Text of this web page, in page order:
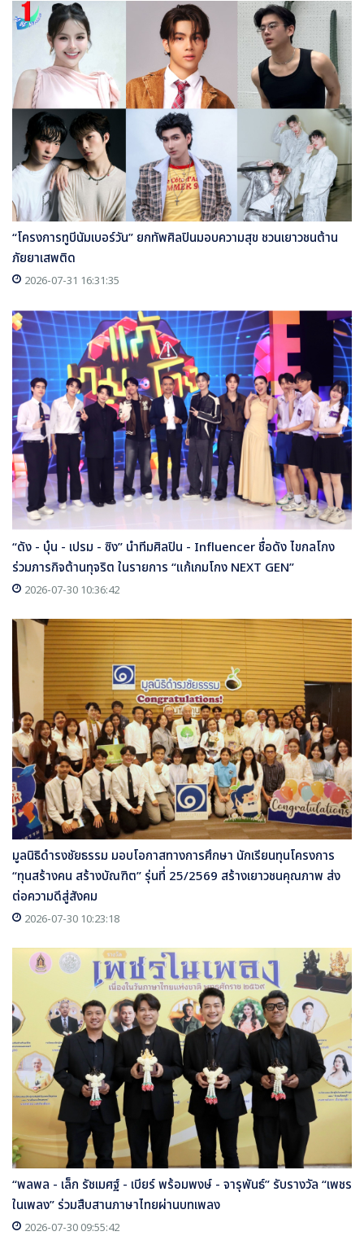
“โครงการทูบีนัมเบอร์วัน” ยกทัพศิลปินมอบความสุข ชวนเยาวชนต้าน
ภัยยาเสพติด
2026-07-31 16:31:35
“ดัง - บุ๋น - เปรม - ซิง” นำทีมศิลปิน - Influencer ชื่อดัง ไขกลโกง
ร่วมภารกิจต้านทุจริต ในรายการ “แก้เกมโกง NEXT GEN”
2026-07-30 10:36:42
มูลนิธิดำรงชัยธรรม มอบโอกาสทางการศึกษา นักเรียนทุนโครงการ
“ทุนสร้างคน สร้างบัณฑิต” รุ่นที่ 25/2569 สร้างเยาวชนคุณภาพ ส่ง
ต่อความดีสู่สังคม
2026-07-30 10:23:18
“พลพล - เล็ก รัชเมศฐ์ - เบียร์ พร้อมพงษ์ - จารุพันธ์” รับรางวัล “เพชร
ในเพลง” ร่วมสืบสานภาษาไทยผ่านบทเพลง
2026-07-30 09:55:42